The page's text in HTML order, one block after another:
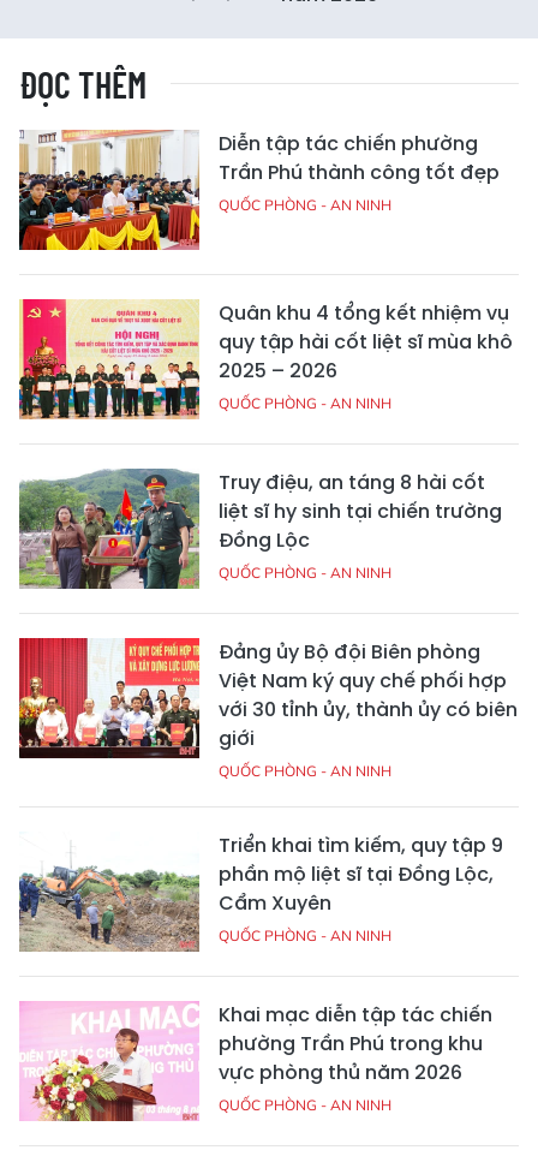
ĐỌC THÊM
Diễn tập tác chiến phường
Trần Phú thành công tốt đẹp
QUỐC PHÒNG - AN NINH
Quân khu 4 tổng kết nhiệm vụ
quy tập hài cốt liệt sĩ mùa khô
2025 – 2026
QUỐC PHÒNG - AN NINH
Truy điệu, an táng 8 hài cốt
liệt sĩ hy sinh tại chiến trường
Đồng Lộc
QUỐC PHÒNG - AN NINH
Đảng ủy Bộ đội Biên phòng
Việt Nam ký quy chế phối hợp
với 30 tỉnh ủy, thành ủy có biên
giới
QUỐC PHÒNG - AN NINH
Triển khai tìm kiếm, quy tập 9
phần mộ liệt sĩ tại Đồng Lộc,
Cẩm Xuyên
QUỐC PHÒNG - AN NINH
Khai mạc diễn tập tác chiến
phường Trần Phú trong khu
vực phòng thủ năm 2026
QUỐC PHÒNG - AN NINH